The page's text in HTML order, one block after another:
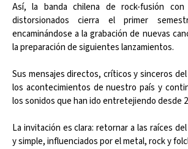
Así, la banda chilena de rock-fusión
distorsionados cierra el primer
encaminándose a la grabación de nuevas
la preparación de siguientes lanzamientos.
Sus mensajes directos, críticos y sinceros
los acontecimientos de nuestro país y
los sonidos que han ido entretejiendo desde
La invitación es clara: retornar a las raíces
y simple, influenciados por el metal, rock y